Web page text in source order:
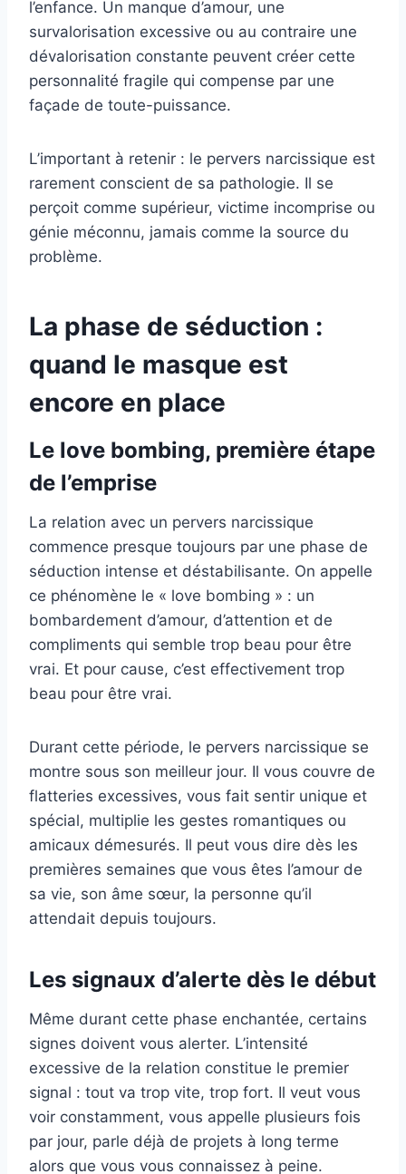
l’enfance. Un manque d’amour, une
survalorisation excessive ou au contraire une
dévalorisation constante peuvent créer cette
personnalité fragile qui compense par une
façade de toute-puissance.
L’important à retenir : le pervers narcissique est
rarement conscient de sa pathologie. Il se
perçoit comme supérieur, victime incomprise ou
génie méconnu, jamais comme la source du
problème.
La phase de séduction :
quand le masque est
encore en place
Le love bombing, première étape
de l’emprise
La relation avec un pervers narcissique
commence presque toujours par une phase de
séduction intense et déstabilisante. On appelle
ce phénomène le « love bombing » : un
bombardement d’amour, d’attention et de
compliments qui semble trop beau pour être
vrai. Et pour cause, c’est effectivement trop
beau pour être vrai.
Durant cette période, le pervers narcissique se
montre sous son meilleur jour. Il vous couvre de
flatteries excessives, vous fait sentir unique et
spécial, multiplie les gestes romantiques ou
amicaux démesurés. Il peut vous dire dès les
premières semaines que vous êtes l’amour de
sa vie, son âme sœur, la personne qu’il
attendait depuis toujours.
Les signaux d’alerte dès le début
Même durant cette phase enchantée, certains
signes doivent vous alerter. L’intensité
excessive de la relation constitue le premier
signal : tout va trop vite, trop fort. Il veut vous
voir constamment, vous appelle plusieurs fois
par jour, parle déjà de projets à long terme
alors que vous vous connaissez à peine.